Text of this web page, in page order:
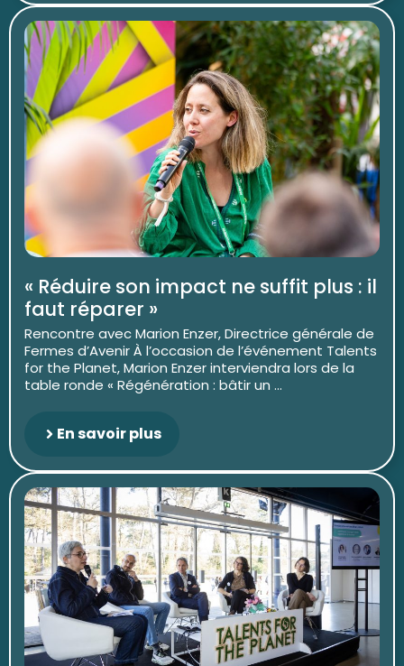
« Réduire son impact ne suffit plus : il
faut réparer »
Rencontre avec Marion Enzer, Directrice générale de
Fermes d’Avenir À l’occasion de l’événement Talents
for the Planet, Marion Enzer interviendra lors de la
table ronde « Régénération : bâtir un ...
En savoir plus